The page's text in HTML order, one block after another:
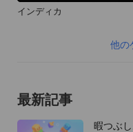
インディカ
他の
最新記事
暇つぶ